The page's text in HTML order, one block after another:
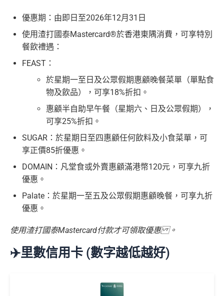
優惠期：由即日至2026年12月31日
使用渣打國泰Mastercard®於香港東隅消費，可享特別
餐飲禮遇：
FEAST：
於星期一至日及公眾假期惠顧晚餐菜單（單點食
物及飲品），可享18%折扣。
惠顧半自助早午餐（星期六、日及公眾假期），
可享25%折扣。
SUGAR：於星期日至四惠顧任何飲料及小食菜單，可
享正價85折優惠。
DOMAIN：凡堂食或外賣惠顧滿港幣120元，可享九折
優惠。
Palate：於星期一至五及公眾假期惠顧晚餐，可享九折
優惠。
使用渣打國泰Mastercard付款才可領取優惠 。
✈️里數信用卡 (數字越低越好)